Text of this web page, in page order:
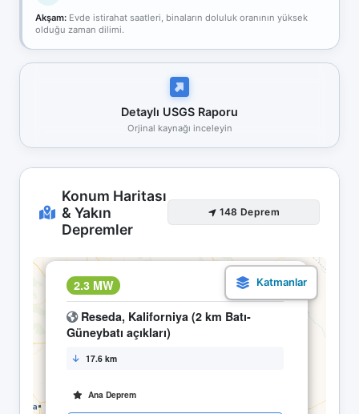
Akşam: Evde istirahat saatleri, binaların doluluk oranının yüksek
olduğu zaman dilimi.
Detaylı USGS Raporu
Orjinal kaynağı inceleyin
Konum Haritası
& Yakın
Depremler
148 Deprem
2.3 MW 17.04 23:38
Reseda, Kaliforniya (2 km Batı-
Güneybatı açıkları)
17.6 km
Ana Deprem
×